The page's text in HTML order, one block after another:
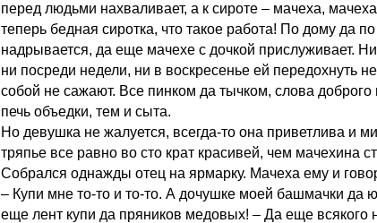
перед людьми нахваливает, а к сироте – мачеха,
теперь бедная сиротка, что такое работа! По дому да по
надрывается, да еще мачехе с дочкой прислуживает.
ни посреди недели, ни в воскресенье ей передохнуть
собой не сажают. Все пинком да тычком, слова доброго
печь объедки, тем и сыта.
Но девушка не жалуется, всегда-то она приветлива и
тряпье все равно во сто крат красивей, чем мачехина
Собрался однажды отец на ярмарку. Мачеха ему и
– Купи мне то-то и то-то. А дочушке моей башмачки да
еще лент купи да пряников медовых! – Да еще всякого